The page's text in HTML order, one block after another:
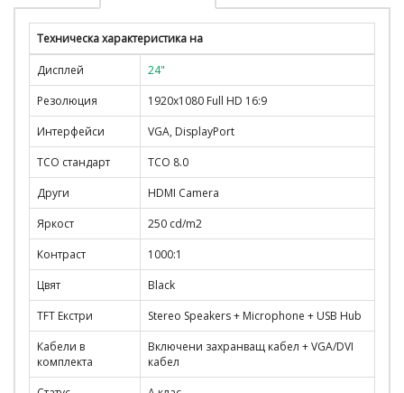
Техническа характеристика на
Дисплей
24"
Резолюция
1920x1080 Full HD 16:9
Интерфейси
VGA, DisplayPort
TCO стандарт
TCO 8.0
Други
HDMI Camera
Яркост
250 cd/m2
Контраст
1000:1
Цвят
Black
TFT Екстри
Stereo Speakers + Microphone + USB Hub
Кабели в
комплекта
Включени захранващ кабел + VGA/DVI
кабел